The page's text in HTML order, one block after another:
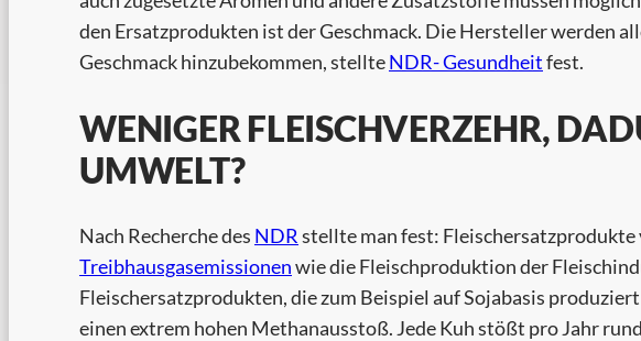
den Ersatzprodukten ist der Geschmack. Die Hersteller werden
Geschmack hinzubekommen, stellteNDR- Gesundheitfest.
WENIGER FLEISCHVERZEHR,
UMWELT?
Nach Recherche des NDRstellte man fest: Fleischersatzprodukte
Treibhausgasemissionenwie die Fleischproduktion der
Fleischersatzprodukten, die zum Beispiel auf Sojabasis
einen extrem hohen Methanausstoß. Jede Kuh stößt pro Jahr